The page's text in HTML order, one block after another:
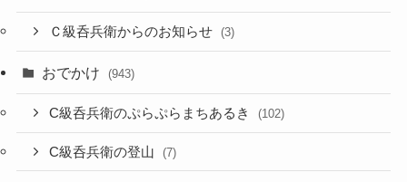
Ｃ級呑兵衛からのお知らせ (3)
おでかけ (943)
C級呑兵衛のぷらぷらまちあるき (102)
C級呑兵衛の登山 (7)